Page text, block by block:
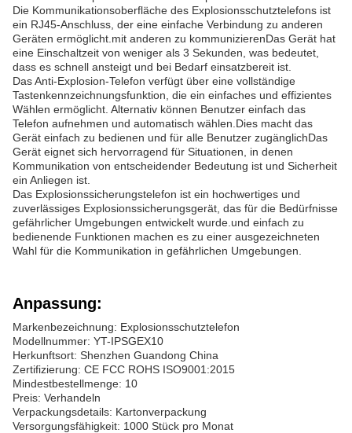
Die Kommunikationsoberfläche des Explosionsschutztelefons ist
ein RJ45-Anschluss, der eine einfache Verbindung zu anderen
Geräten ermöglicht.mit anderen zu kommunizierenDas Gerät hat
eine Einschaltzeit von weniger als 3 Sekunden, was bedeutet,
dass es schnell ansteigt und bei Bedarf einsatzbereit ist.
Das Anti-Explosion-Telefon verfügt über eine vollständige
Tastenkennzeichnungsfunktion, die ein einfaches und effizientes
Wählen ermöglicht. Alternativ können Benutzer einfach das
Telefon aufnehmen und automatisch wählen.Dies macht das
Gerät einfach zu bedienen und für alle Benutzer zugänglichDas
Gerät eignet sich hervorragend für Situationen, in denen
Kommunikation von entscheidender Bedeutung ist und Sicherheit
ein Anliegen ist.
Das Explosionssicherungstelefon ist ein hochwertiges und
zuverlässiges Explosionssicherungsgerät, das für die Bedürfnisse
gefährlicher Umgebungen entwickelt wurde.und einfach zu
bedienende Funktionen machen es zu einer ausgezeichneten
Wahl für die Kommunikation in gefährlichen Umgebungen.
Anpassung:
Markenbezeichnung: Explosionsschutztelefon
Modellnummer: YT-IPSGEX10
Herkunftsort: Shenzhen Guandong China
Zertifizierung: CE FCC ROHS ISO9001:2015
Mindestbestellmenge: 10
Preis: Verhandeln
Verpackungsdetails: Kartonverpackung
Versorgungsfähigkeit: 1000 Stück pro Monat